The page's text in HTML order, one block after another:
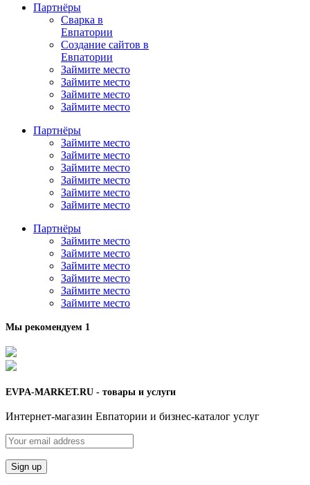
Партнёры
Сварка в
Евпатории
Создание сайтов в
Евпатории
Займите место
Займите место
Займите место
Займите место
Партнёры
Займите место
Займите место
Займите место
Займите место
Займите место
Займите место
Партнёры
Займите место
Займите место
Займите место
Займите место
Займите место
Займите место
Мы рекомендуем 1
EVPA-MARKET.RU - товары и услуги
Интернет-магазин Евпатории и бизнес-каталог услуг